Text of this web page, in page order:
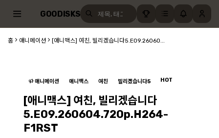
GOODISKS
홈 애니메이션 [애니맥스] 여친, 빌리겠습니다5.E09.26060...
애니메이션 애니맥스 여친 빌리겠습니다5 HOT
[애니맥스] 여친, 빌리겠습니다
5.E09.260604.720p.H264-
F1RST